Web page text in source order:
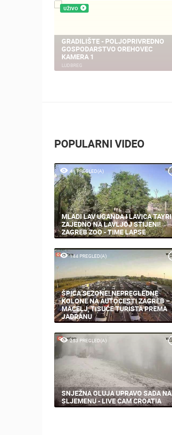
UŽIVO
GRADILIŠTE - POLJOPRIVREDNO
GOSPODARSTVO OREHOVEC
KAMERA 1
LUDBREG
POPULARNI VIDEO
41 PREGLED(A)
MLADI LAV UGANDA I LAVICA TAYRI
ZAJEDNO NA LAVLJOJ STIJENI!
ZAGREB ZOO - TIME LAPSE
144 PREGLED(A)
ŠPICA SEZONE! NEPREGLEDNE
KOLONE NA AUTOCESTI ZAGREB –
MACELJ, TISUĆE TURISTA PREMA
JADRANU
253 PREGLED(A)
SNJEŽNA OLUJA UPRAVO SADA NA
SLJEMENU - LIVE CAM CROATIA